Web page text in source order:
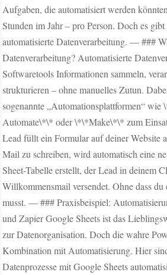
Aufgaben, die automatisiert werden
Stunden im Jahr – pro Person. Doch es
automatisierte Datenverarbeitung. — ###
Datenverarbeitung? Automatisierte
Softwaretools Informationen sammeln,
strukturieren – ohne manuelles Zutun.
sogenannte „Automationsplattformen“
Automate\*\* oder \*\*Make\*\* zum
Lead füllt ein Formular auf deiner Website
Mail zu schreiben, wird automatisch eine
Sheet-Tabelle erstellt, der Lead in deinem
Willkommensmail versendet. Ohne dass
musst. — ### Praxisbeispiel:
und Zapier Google Sheets ist das
zur Datenorganisation. Doch die wahre
Kombination mit Automatisierung. Hier
Datenprozesse mit Google Sheets